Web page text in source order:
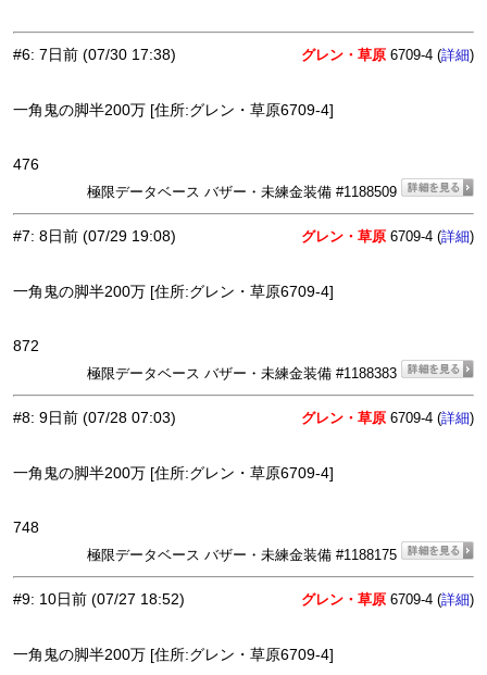
#6: 7日前 (07/30 17:38) グレン・草原 6709-4 (詳細)
一角鬼の脚半200万 [住所:グレン・草原6709-4]
476
極限データベース バザー・未練金装備 #1188509
#7: 8日前 (07/29 19:08) グレン・草原 6709-4 (詳細)
一角鬼の脚半200万 [住所:グレン・草原6709-4]
872
極限データベース バザー・未練金装備 #1188383
#8: 9日前 (07/28 07:03) グレン・草原 6709-4 (詳細)
一角鬼の脚半200万 [住所:グレン・草原6709-4]
748
極限データベース バザー・未練金装備 #1188175
#9: 10日前 (07/27 18:52) グレン・草原 6709-4 (詳細)
一角鬼の脚半200万 [住所:グレン・草原6709-4]